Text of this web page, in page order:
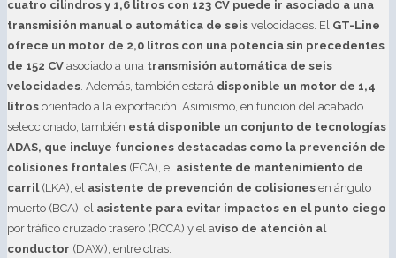
cuatro cilindros y 1,6 litros con 123 CV puede ir asociado a una
transmisión manual o automática de seis velocidades. El GT-Line
ofrece un motor de 2,0 litros con una potencia sin precedentes
de 152 CV asociado a una transmisión automática de seis
velocidades. Además, también estará disponible un motor de 1,4
litros orientado a la exportación. Asimismo, en función del acabado
seleccionado, también está disponible un conjunto de tecnologías
ADAS, que incluye funciones destacadas como la prevención de
colisiones frontales (FCA), el asistente de mantenimiento de
carril (LKA), el asistente de prevención de colisiones en ángulo
muerto (BCA), el asistente para evitar impactos en el punto ciego
por tráfico cruzado trasero (RCCA) y el aviso de atención al
conductor (DAW), entre otras.